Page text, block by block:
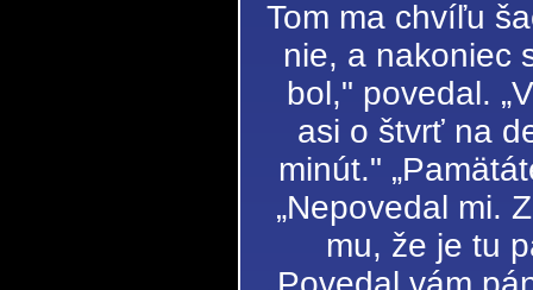
Tom ma chvíľu
nie, a nakoniec
bol," povedal.
asi o štvrť na
minút."
„Nepovedal mi.
mu, že je tu